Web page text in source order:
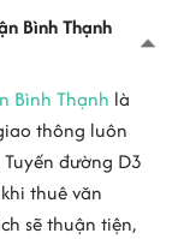
Bình Thạnh
Bình Thạnh là
thông luôn
đường D3
thuê văn
sẽ thuận tiện,